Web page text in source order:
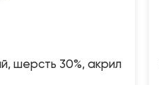
шерсть 30%, акрил